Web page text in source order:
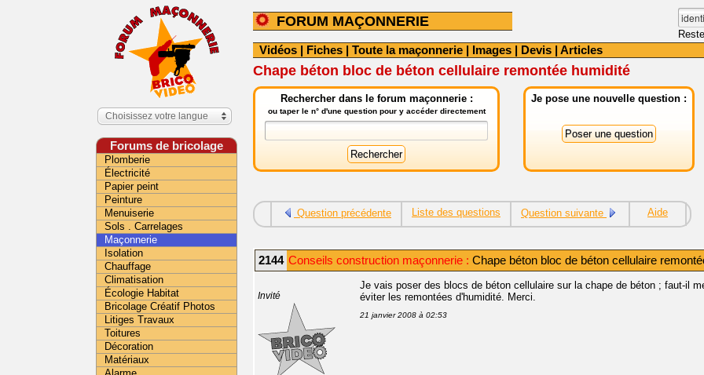
FORUM MAÇONNERIE
Vidéos | Fiches | Toute la maçonnerie | Images | Devis | Articles
Chape béton bloc de béton cellulaire remontée humidité
Rechercher dans le forum maçonnerie :
ou taper le n° d'une question pour y accéder directement
Je pose une nouvelle question :
Question précédente Liste des questions Question suivante Aide
2144 Conseils construction maçonnerie : Chape béton bloc de béton cellulaire
Invité
Je vais poser des blocs de béton cellulaire sur la chape de béton ; faut-il
éviter les remontées d'humidité. Merci.
21 janvier 2008 à 02:53
Choisissez votre langue
Forums de bricolage
Plomberie
Électricité
Papier peint
Peinture
Menuiserie
Sols . Carrelages
Maçonnerie
Isolation
Chauffage
Climatisation
Écologie Habitat
Bricolage Créatif Photos
Litiges Travaux
Toitures
Décoration
Matériaux